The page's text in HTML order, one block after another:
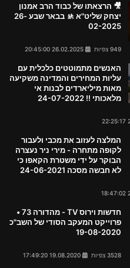
🎥 הרצאתו של כבוד הרב אמנון
יצחק שליט"א 🚸 בבאר שבע 26-
02-2025
949 צפיות
האנשים מתמוטטים כלכלית עם
עליות המחירים והמדינה משקיעה
מאות מיליארדים לבנות אי
מלאכותי !! 24-07-2022
המלצה לעזוב את מכבי ולעבור
לקופה מתחרה - מירי ניר נעצרה
הבוקר על ידי משטרת הקאפו כי
לא חבשה מסכה 24-06-2021
חדשות וירוס TV - מהדורה 73 •
פרוייקט המעקב הסודי של השב"כ
19-08-2020
3528 צפיות